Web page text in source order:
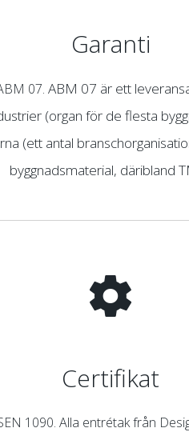
Garanti
07. ABM 07 är ett
(organ för de flesta
(ett antal
byggnadsmaterial, däribland
Certifikat
1090. Alla entrétak från